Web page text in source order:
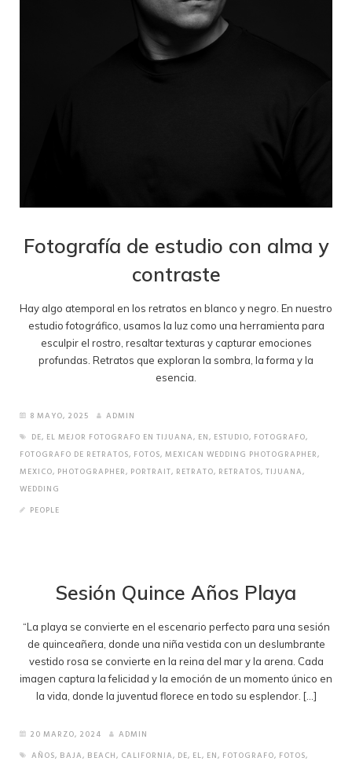
Fotografía de estudio con alma y
contraste
Hay algo atemporal en los retratos en blanco y negro. En nuestro
estudio fotográfico, usamos la luz como una herramienta para
esculpir el rostro, resaltar texturas y capturar emociones
profundas. Retratos que exploran la sombra, la forma y la
esencia.
8 MAYO, 2025
ADMIN
DE, EL MEJOR FOTOGRAFO EN TIJUANA, EN, ESTUDIO, FOTOGRAFO,
FOTOGRAFO DE RETRATOS, FOTOS, MEXICAN WEDDING PHOTOGRAPHER,
MEXICO, PHOTOGRAPHER, PORTRAIT, RETRATO, RETRATOS, TIJUANA,
WEDDING
PEOPLE
Sesión Quince Años Playa
“La playa se convierte en el escenario perfecto para una sesión
de quinceañera, donde una niña vestida con un deslumbrante
vestido rosa se convierte en la reina del mar y la arena. Cada
imagen captura la felicidad y la emoción de un momento único en
la vida, donde la juventud florece en todo su esplendor. […]
20 MARZO, 2024
ADMIN
AÑOS, BAJA, BEACH, CALIFORNIA, DE, EL, EN, FOTOGRAFO, FOTOS,